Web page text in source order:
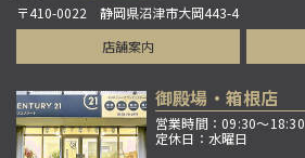
〒410-0022 静岡県沼津市大岡443-4
店舗案内
御殿場・箱根店
営業時間：09:30～18:30
定休日：水曜日